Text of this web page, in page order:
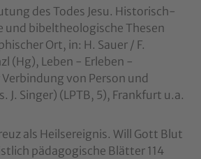
des Todes Jesu. Historisch-
bibeltheologische Thesen
Ort, in: H. Sauer / F.
(Hg), Leben - Erleben -
von Person und
J. Singer) (LPTB, 5), Frankfurt u.a.
als Heilsereignis. Will Gott Blut
pädagogische Blätter 114